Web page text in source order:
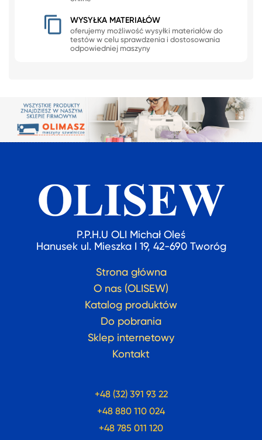
WYSYŁKA MATERIAŁÓW
oferujemy możliwość wysyłki materiałów do
testów w celu sprawdzenia i dostosowania
odpowiedniej maszyny
P.P.H.U OLI Michał Oleś
Hanusek ul. Mieszka I 19, 42-690 Tworóg
Strona główna
O nas (OLISEW)
Katalog produktów
Do pobrania
Sklep internetowy
Kontakt
+48 (32) 391 93 22
+48 880 110 024
+48 785 011 120